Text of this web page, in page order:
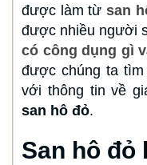
được làm từsan
được nhiều người
có công dụng gì
được chúng ta tìm
với thông tin về
san hô đỏ.
San hô đỏ